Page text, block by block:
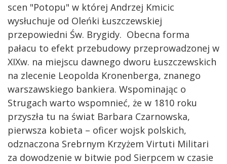
scen "Potopu" w której Andrzej Kmicic
wysłuchuje od Oleńki Łuszczewskiej
przepowiedni Św. Brygidy. Obecna forma
pałacu to efekt przebudowy przeprowadzonej w
XIXw. na miejscu dawnego dworu Łuszczewskich
na zlecenie Leopolda Kronenberga, znanego
warszawskiego bankiera. Wspominając o
Strugach warto wspomnieć, że w 1810 roku
przyszła tu na świat Barbara Czarnowska,
pierwsza kobieta – oficer wojsk polskich,
odznaczona Srebrnym Krzyżem Virtuti Militari
za dowodzenie w bitwie pod Sierpcem w czasie